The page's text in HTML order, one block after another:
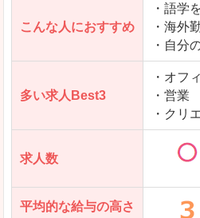
こんな人におすすめ
・語学
・海外
・自分
多い求人Best3
・オフ
・営業
・クリ
求人数
平均的な給与の高さ